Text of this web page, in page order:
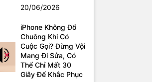
20/06/2026
iPhone Không Đổ
Chuông Khi Có
Cuộc Gọi? Đừng Vội
Mang Đi Sửa, Có
Thể Chỉ Mất 30
Giây Để Khắc Phục